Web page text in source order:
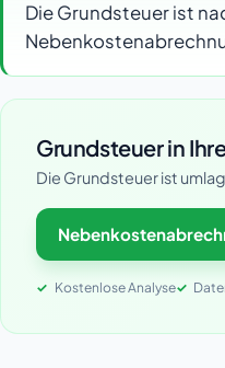
Die Grundsteuer ist
Grundsteuer in
Die Grundsteuer ist
Kostenlose Analyse